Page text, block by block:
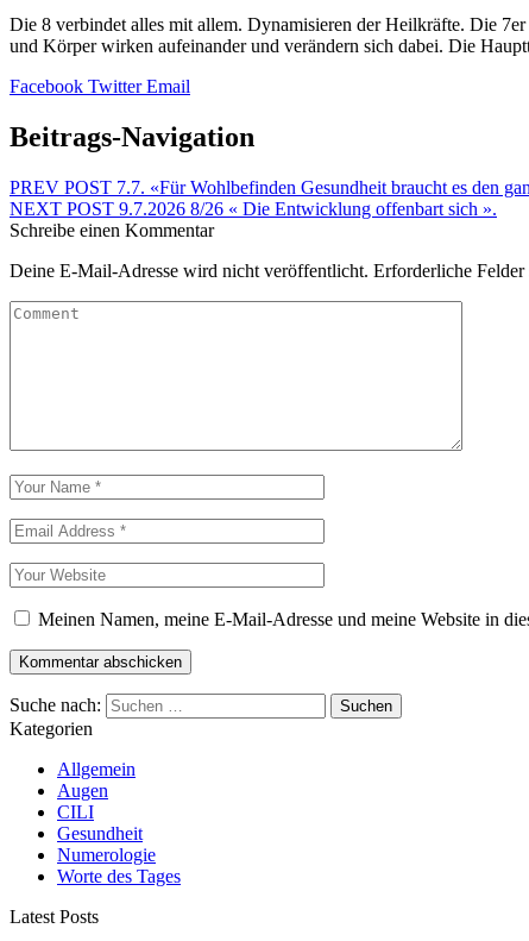
Die 8 verbindet alles mit allem. Dynamisieren der Heilkräfte. Die
und Körper wirken aufeinander und verändern sich dabei. Die
Facebook Twitter Email
Beitrags-Navigation
PREV POST 7.7. «Für Wohlbefinden Gesundheit braucht es den
NEXT POST 9.7.2026 8/26 « Die Entwicklung offenbart sich ».
Schreibe einen Kommentar
Deine E-Mail-Adresse wird nicht veröffentlicht. Erforderliche Felder
Meinen Namen, meine E-Mail-Adresse und meine Website in
Suche nach:
Kategorien
Allgemein
Augen
CILI
Gesundheit
Numerologie
Worte des Tages
Latest Posts